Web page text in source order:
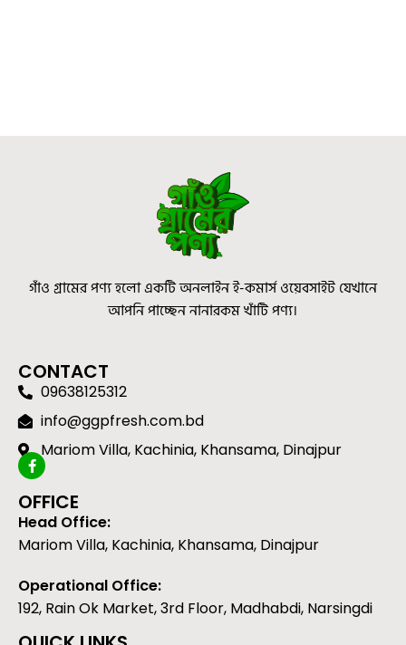
গাঁও গ্রামের পণ্য হলো একটি অনলাইন ই-কমার্স ওয়েবসাইট যেখানে
আপনি পাচ্ছেন নানারকম খাঁটি পণ্য।
CONTACT
09638125312
info@ggpfresh.com.bd
Mariom Villa, Kachinia, Khansama, Dinajpur
OFFICE
Head Office:
Mariom Villa, Kachinia, Khansama, Dinajpur
Operational Office:
192, Rain Ok Market, 3rd Floor, Madhabdi, Narsingdi